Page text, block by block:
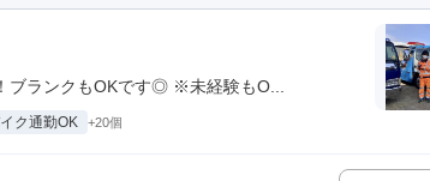
ブランクもOKです◎ ※未経験もO...
ク通勤OK +20個